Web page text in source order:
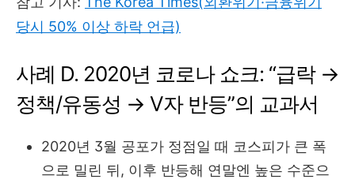
당시 50% 이상 하락 언급)
사례 D. 2020년 코로나 쇼크: “급락 →
정책/유동성 → V자 반등”의 교과서
2020년 3월 공포가 정점일 때 코스피가 큰 폭
으로 밀린 뒤, 이후 반등해 연말엔 높은 수준으